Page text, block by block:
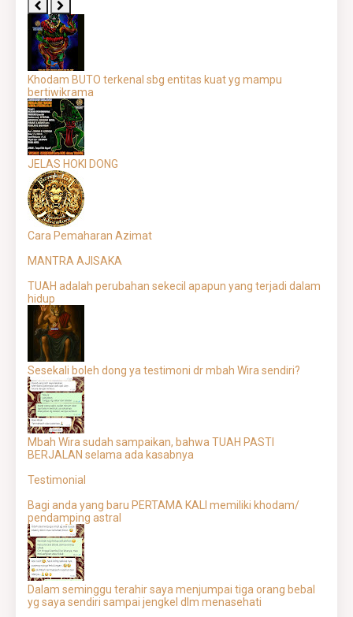
Khodam BUTO terkenal sbg entitas kuat yg mampu
bertiwikrama
JELAS HOKI DONG
Cara Pemaharan Azimat
MANTRA AJISAKA
TUAH adalah perubahan sekecil apapun yang terjadi dalam
hidup
Sesekali boleh dong ya testimoni dr mbah Wira sendiri?
Mbah Wira sudah sampaikan, bahwa TUAH PASTI
BERJALAN selama ada kasabnya
Testimonial
Bagi anda yang baru PERTAMA KALI memiliki khodam/
pendamping astral
Dalam seminggu terahir saya menjumpai tiga orang bebal
yg saya sendiri sampai jengkel dlm menasehati